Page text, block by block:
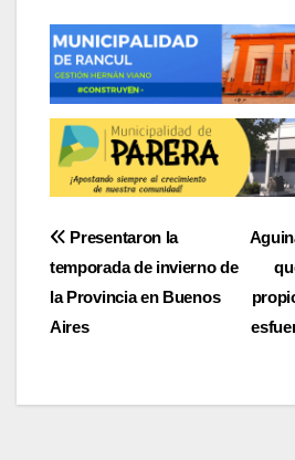
Navegación
de
entradas
Presentaron la
temporada de invierno de
la Provincia en Buenos
Aires